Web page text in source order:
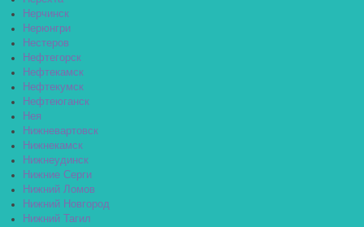
Нерчинск
Нерюнгри
Нестеров
Нефтегорск
Нефтекамск
Нефтекумск
Нефтеюганск
Нея
Нижневартовск
Нижнекамск
Нижнеудинск
Нижние Серги
Нижний Ломов
Нижний Новгород
Нижний Тагил